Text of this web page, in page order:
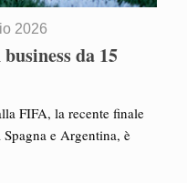
2026
da 15
FIFA, la recente finale
e Argentina, è